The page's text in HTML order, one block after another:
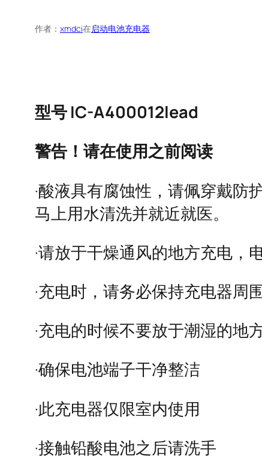
作者： xmdci在启动电池充电器
型号 IC-A400012lead
警告！请在使用之前阅读
·酸液具有腐蚀性，请佩穿戴
马上用水清洗并就近就医。
·请放于干燥通风的地方充电，
·充电时，请务必保持充电器周
·充电的时候不要放于潮湿的地
·确保电池端子干净整洁
·此充电器仅限室内使用
·接触铅酸电池之后请洗手